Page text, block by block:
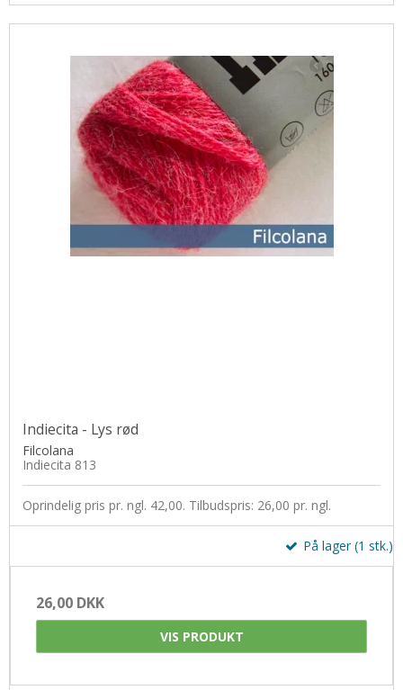
Indiecita - Lys rød
Filcolana
Indiecita 813
Oprindelig pris pr. ngl. 42,00. Tilbudspris: 26,00 pr. ngl.
På lager (1 stk.)
26,00 DKK
VIS PRODUKT